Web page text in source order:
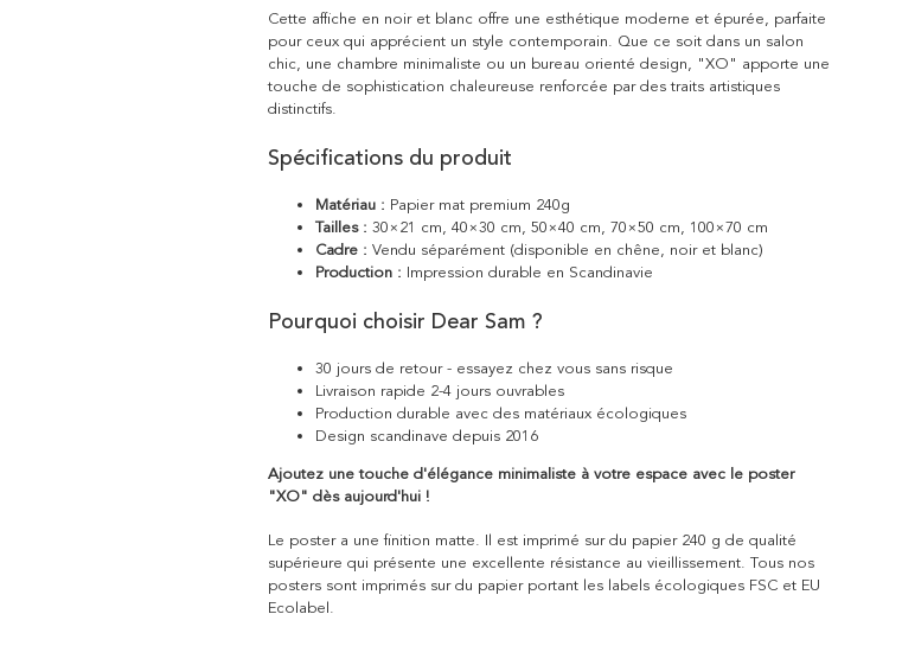
Cette affiche en noir et blanc offre une esthétique moderne et épurée, parfaite
pour ceux qui apprécient un style contemporain. Que ce soit dans un salon
chic, une chambre minimaliste ou un bureau orienté design, "XO" apporte une
touche de sophistication chaleureuse renforcée par des traits artistiques
distinctifs.
Spécifications du produit
Matériau : Papier mat premium 240g
Tailles : 30×21 cm, 40×30 cm, 50×40 cm, 70×50 cm, 100×70 cm
Cadre : Vendu séparément (disponible en chêne, noir et blanc)
Production : Impression durable en Scandinavie
Pourquoi choisir Dear Sam ?
30 jours de retour - essayez chez vous sans risque
Livraison rapide 2-4 jours ouvrables
Production durable avec des matériaux écologiques
Design scandinave depuis 2016
Ajoutez une touche d'élégance minimaliste à votre espace avec le poster
"XO" dès aujourd'hui !
Le poster a une finition matte. Il est imprimé sur du papier 240 g de qualité
supérieure qui présente une excellente résistance au vieillissement. Tous nos
posters sont imprimés sur du papier portant les labels écologiques FSC et EU
Ecolabel.